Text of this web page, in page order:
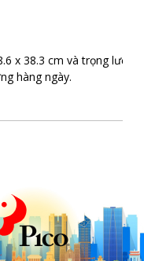
x 38.3 cm và trọng lượng
hàng ngày.